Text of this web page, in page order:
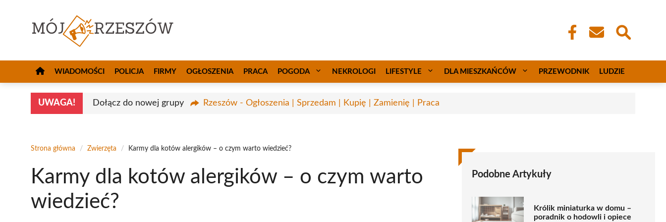
WIADOMOŚCI POLICJA FIRMY OGŁOSZENIA PRACA POGODA NEKROLOGI LIFESTYLE DLA MIESZKAŃCÓW PRZEWODNIK LUDZIE
UWAGA! Dołącz do nowej grupy Rzeszów - Ogłoszenia | Sprzedam | Kupię | Zamienię | Praca
Strona główna / Zwierzęta / Karmy dla kotów alergików – o czym warto wiedzieć?
Karmy dla kotów alergików – o czym warto
wiedzieć?
Podobne Artykuły
Królik miniaturka w domu –
poradnik o hodowli i opiece